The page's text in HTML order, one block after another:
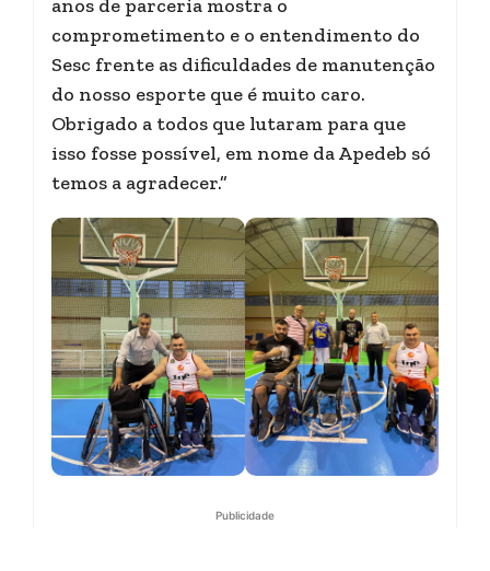
anos de parceria mostra o
comprometimento e o entendimento do
Sesc frente as dificuldades de manutenção
do nosso esporte que é muito caro.
Obrigado a todos que lutaram para que
isso fosse possível, em nome da Apedeb só
temos a agradecer.”
Publicidade